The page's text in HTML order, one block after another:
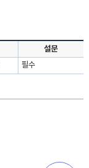
설문
필수